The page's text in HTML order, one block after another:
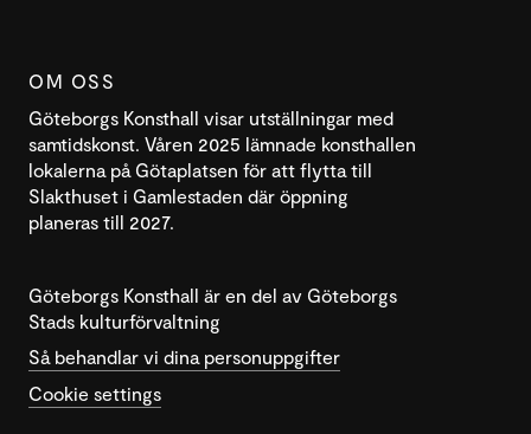
OM OSS
Göteborgs Konsthall visar utställningar med
samtidskonst. Våren 2025 lämnade konsthallen
lokalerna på Götaplatsen för att flytta till
Slakthuset i Gamlestaden där öppning
planeras till 2027.
Göteborgs Konsthall är en del av Göteborgs
Stads kulturförvaltning
Så behandlar vi dina personuppgifter
Cookie settings